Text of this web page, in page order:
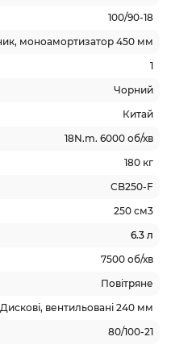
100/90-18
моноамортизатор 450 мм
1
Чорний
Китай
18N.m. 6000 об/хв
180 кг
CB250-F
250 см3
6.3 л
7500 об/хв
Повітряне
Дискові, вентильовані 240 мм
80/100-21